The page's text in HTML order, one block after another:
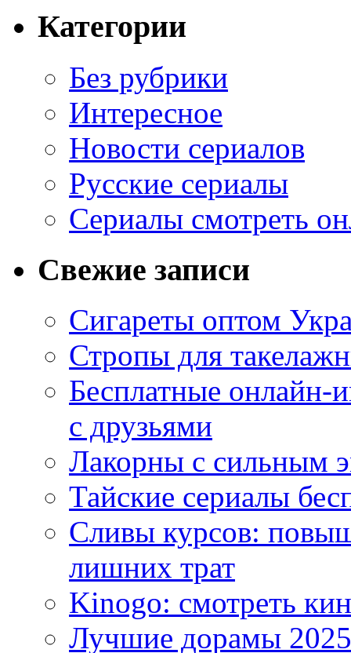
Категории
Без рубрики
Интересное
Новости сериалов
Русские сериалы
Сериалы смотреть
Свежие записи
Сигареты оптом
Стропы для
Бесплатные
с друзьями
Лакорны с сильным
Тайские сериалы
Сливы курсов:
лишних трат
Kinogo: смотреть
Лучшие дорамы